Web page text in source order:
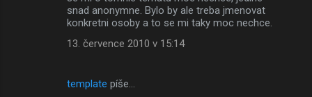
snad anonymne. Bylo by ale treba jmenovat
konkretni osoby a to se mi taky moc nechce.
13. července 2010 v 15:14
template píše…